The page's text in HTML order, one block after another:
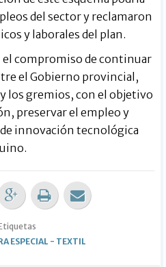
del sector y reclamaron
y laborales del plan.
compromiso de continuar
el Gobierno provincial,
los gremios, con el objetivo
preservar el empleo y
innovación tecnológica
ESPECIAL - TEXTIL